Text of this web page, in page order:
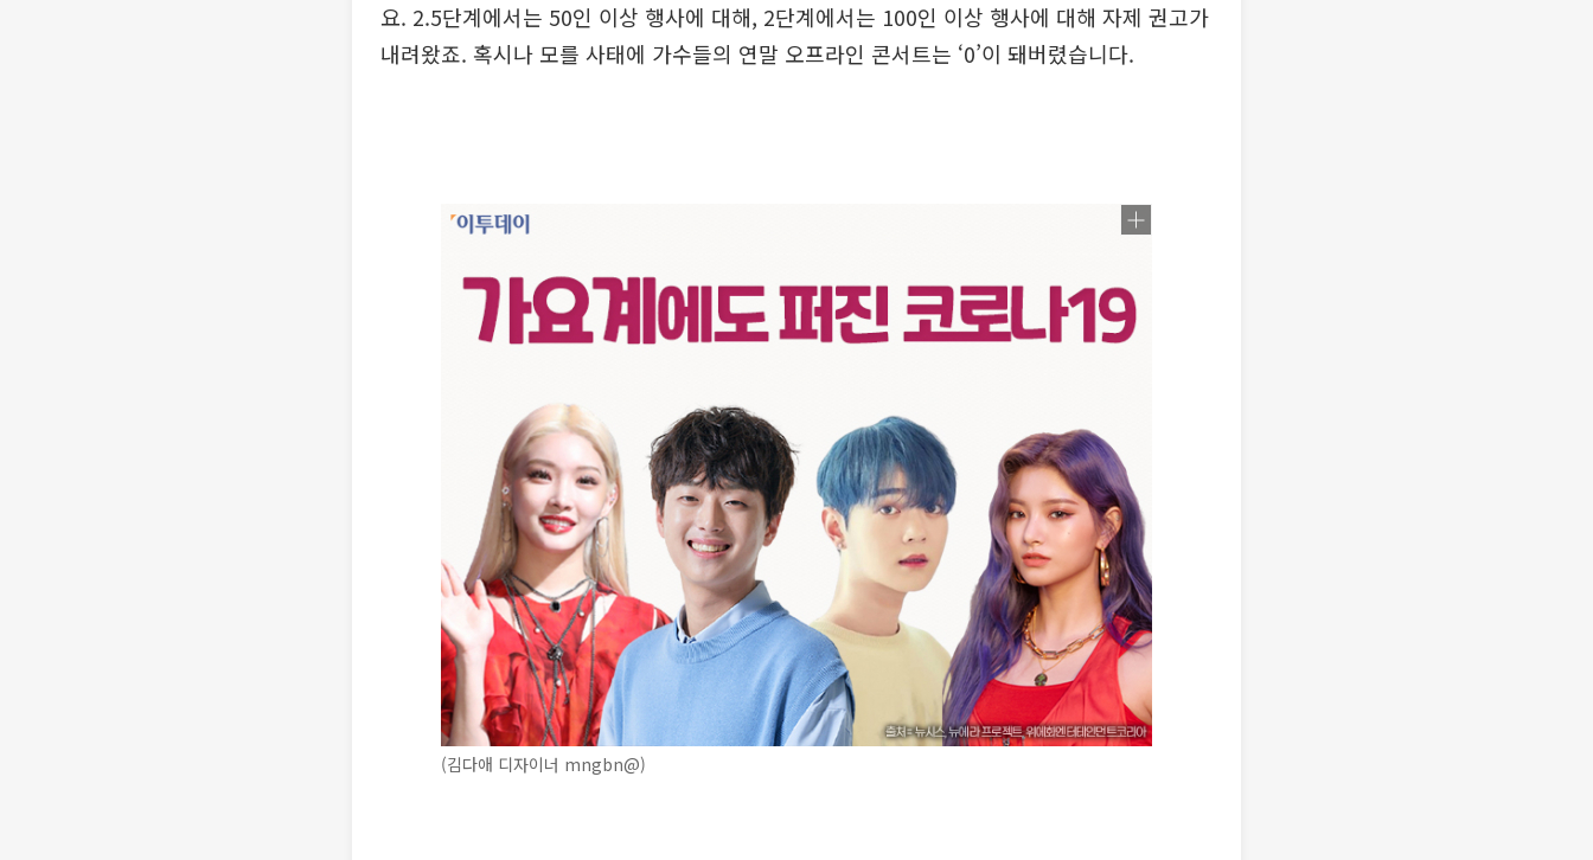
요. 2.5단계에서는 50인 이상 행사에 대해, 2단계에서는 100인 이상 행사에 대해 자제 권고가
내려왔죠. 혹시나 모를 사태에 가수들의 연말 오프라인 콘서트는 ‘0’이 돼버렸습니다.
(김다애 디자이너 mngbn@)